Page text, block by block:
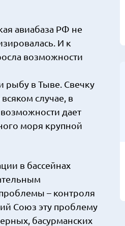
авиабаза РФ не
И к
возможности
рыбу в Тыве. Свечку
случае, в
дает
моря крупной
в бассейнах
– контроля
Союз эту проблему
басурманских